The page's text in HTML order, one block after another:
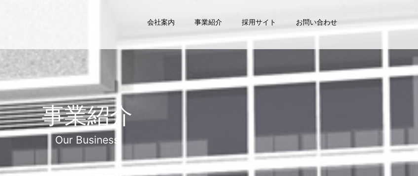
会社案内 事業紹介 採用サイト お問い合わせ
事業紹介
Our Business